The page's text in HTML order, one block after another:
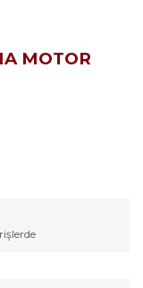
MOTOR